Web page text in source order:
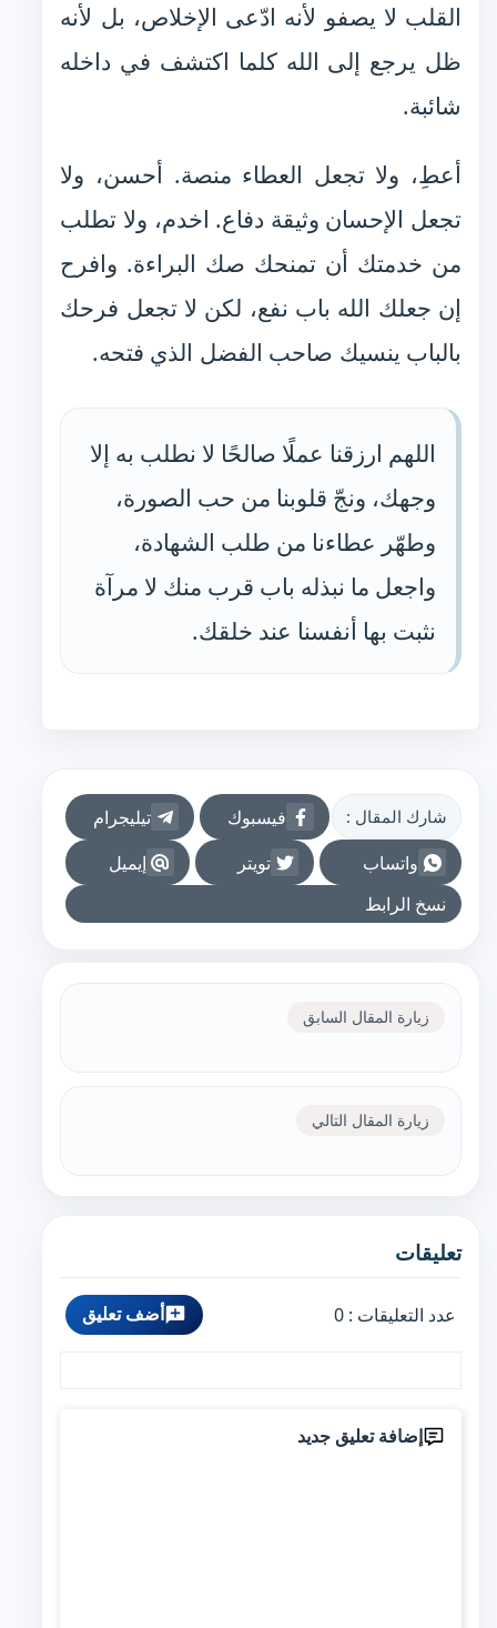
القلب لا يصفو لأنه ادّعى الإخلاص، بل لأنه
ظل يرجع إلى الله كلما اكتشف في داخله
شائبة.
أعطِ، ولا تجعل العطاء منصة. أحسن، ولا
تجعل الإحسان وثيقة دفاع. اخدم، ولا تطلب
من خدمتك أن تمنحك صك البراءة. وافرح
إن جعلك الله باب نفع، لكن لا تجعل فرحك
بالباب ينسيك صاحب الفضل الذي فتحه.
اللهم ارزقنا عملًا صالحًا لا نطلب به إلا
وجهك، ونجّ قلوبنا من حب الصورة،
وطهّر عطاءنا من طلب الشهادة،
واجعل ما نبذله باب قرب منك لا مرآة
نثبت بها أنفسنا عند خلقك.
شارك المقال : فيسبوك
تيليجرام
واتساب
تويتر
إيميل
نسخ الرابط
زيارة المقال السابق
زيارة المقال التالي
تعليقات
عدد التعليقات : 0 أضف تعليق
إضافة تعليق جديد